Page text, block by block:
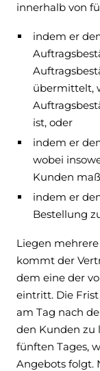
innerhalb von
indem er
übermittelt,
ist, oder
indem er
wobei
Kunden
indem er
Bestellung
Liegen
kommt der
dem eine der
eintritt. Die
am Tag nach
den Kunden zu
fünften Tages,
Angebots folgt.